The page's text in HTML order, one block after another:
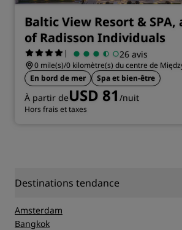
Baltic View Resort &
of Radisson Individuals
| 26 avis
0 mile(s)/0 kilomètre(s) du centre de
En bord de mer
Spa et bien-être
À partir deUSD 81 /nuit
Hors frais et taxes
Destinations tendance
Amsterdam
Bangkok